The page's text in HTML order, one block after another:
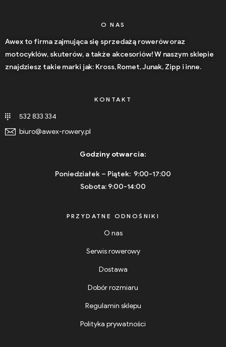
O NAS
Awex to firma zajmująca się sprzedażą rowerów oraz
motocyklów, skuterów, a także akcesoriów! W naszym sklepie
znajdziesz takie marki jak: Kross, Romet, Junak, Zipp i inne.
KONTAKT
532 833 334
biuro@awex-rowery.pl
Godziny otwarcia:
Poniedziałek – Piątek: 9:00-17:00
Sobota: 9:00-14:00
PRZYDATNE ODNOŚNIKI
O nas
Serwis rowerowy
Dostawa
Dobór rozmiaru
Regulamin sklepu
Polityka prywatności